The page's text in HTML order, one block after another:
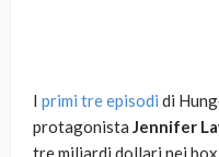
I primi tre episodi di
protagonista Jennifer